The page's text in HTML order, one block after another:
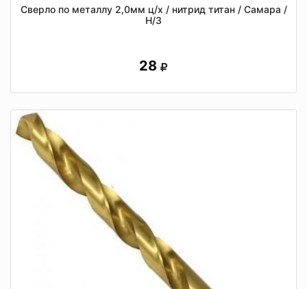
Сверло по металлу 2,0мм ц/х / нитрид титан / Самара /
Н/З
28